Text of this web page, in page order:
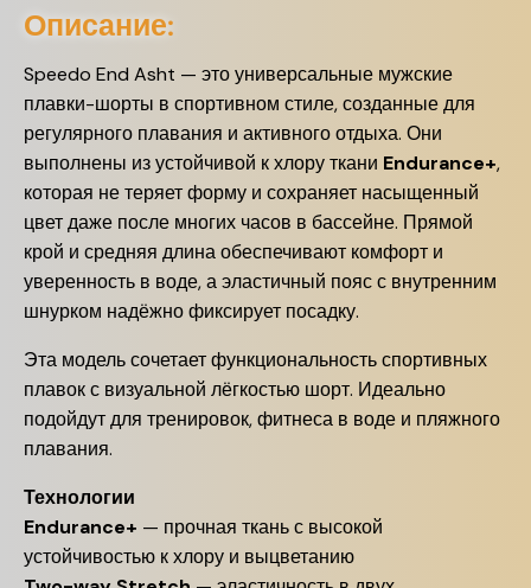
Описание:
Speedo End Asht — это универсальные мужские
плавки-шорты в спортивном стиле, созданные для
регулярного плавания и активного отдыха. Они
выполнены из устойчивой к хлору ткани Endurance+,
которая не теряет форму и сохраняет насыщенный
цвет даже после многих часов в бассейне. Прямой
крой и средняя длина обеспечивают комфорт и
уверенность в воде, а эластичный пояс с внутренним
шнурком надёжно фиксирует посадку.
Эта модель сочетает функциональность спортивных
плавок с визуальной лёгкостью шорт. Идеально
подойдут для тренировок, фитнеса в воде и пляжного
плавания.
Технологии
Endurance+ — прочная ткань с высокой
устойчивостью к хлору и выцветанию